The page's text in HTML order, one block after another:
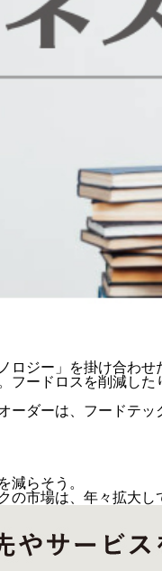
ロジー」を掛け合わ
フードロスを削減した
ーダーは、フードテッ
減らそう。
の市場は、年々拡大し